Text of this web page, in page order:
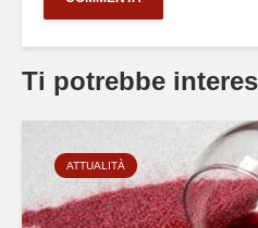
Ti potrebbe
ATTUALITÀ